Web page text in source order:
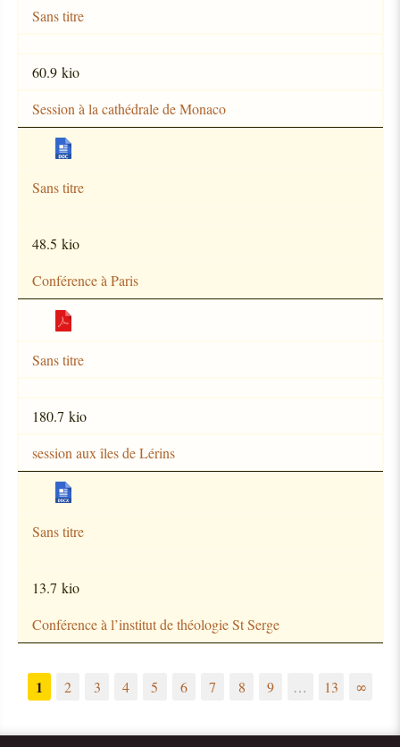
Sans titre
60.9 kio
Session à la cathédrale de Monaco
Sans titre
48.5 kio
Conférence à Paris
Sans titre
180.7 kio
session aux îles de Lérins
Sans titre
13.7 kio
Conférence à l’institut de théologie St Serge
1 2 3 4 5 6 7 8 9 … 13 ∞